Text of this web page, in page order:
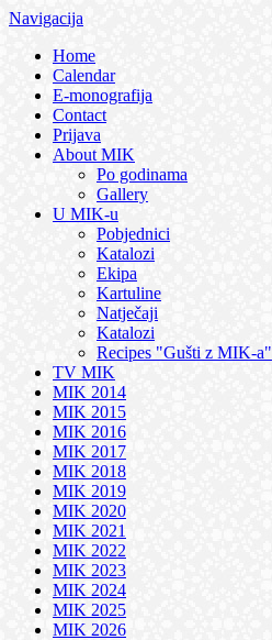
Navigacija
Home
Calendar
E-monografija
Contact
Prijava
About MIK
Po godinama
Gallery
U MIK-u
Pobjednici
Katalozi
Ekipa
Kartuline
Natječaji
Katalozi
Recipes "Gušti z MIK-a"
TV MIK
MIK 2014
MIK 2015
MIK 2016
MIK 2017
MIK 2018
MIK 2019
MIK 2020
MIK 2021
MIK 2022
MIK 2023
MIK 2024
MIK 2025
MIK 2026